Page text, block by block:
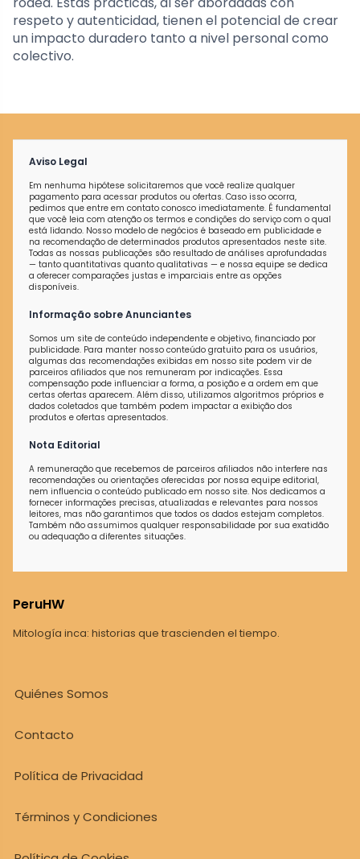
respeto y autenticidad, tienen el potencial de crear
un impacto duradero tanto a nivel personal como
colectivo.
Aviso Legal
Em nenhuma hipótese solicitaremos que você realize qualquer
pagamento para acessar produtos ou ofertas. Caso isso ocorra,
pedimos que entre em contato conosco imediatamente. É fundamental
que você leia com atenção os termos e condições do serviço com o qual
está lidando. Nosso modelo de negócios é baseado em publicidade e
na recomendação de determinados produtos apresentados neste site.
Todas as nossas publicações são resultado de análises aprofundadas
— tanto quantitativas quanto qualitativas — e nossa equipe se dedica
a oferecer comparações justas e imparciais entre as opções
disponíveis.
Informação sobre Anunciantes
Somos um site de conteúdo independente e objetivo, financiado por
publicidade. Para manter nosso conteúdo gratuito para os usuários,
algumas das recomendações exibidas em nosso site podem vir de
parceiros afiliados que nos remuneram por indicações. Essa
compensação pode influenciar a forma, a posição e a ordem em que
certas ofertas aparecem. Além disso, utilizamos algoritmos próprios e
dados coletados que também podem impactar a exibição dos
produtos e ofertas apresentados.
Nota Editorial
A remuneração que recebemos de parceiros afiliados não interfere nas
recomendações ou orientações oferecidas por nossa equipe editorial,
nem influencia o conteúdo publicado em nosso site. Nos dedicamos a
fornecer informações precisas, atualizadas e relevantes para nossos
leitores, mas não garantimos que todos os dados estejam completos.
Também não assumimos qualquer responsabilidade por sua exatidão
ou adequação a diferentes situações.
PeruHW
Mitología inca: historias que trascienden el tiempo.
Quiénes Somos
Contacto
Política de Privacidad
Términos y Condiciones